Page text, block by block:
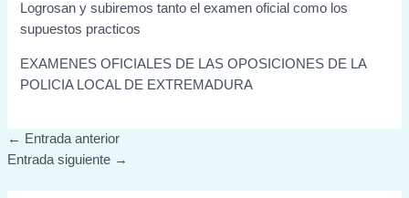
Logrosan y subiremos tanto el examen oficial como los
supuestos practicos
EXAMENES OFICIALES DE LAS OPOSICIONES DE LA
POLICIA LOCAL DE EXTREMADURA
← Entrada anterior
Entrada siguiente →